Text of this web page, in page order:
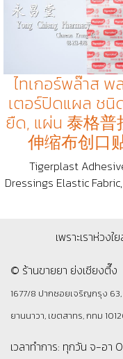
ไทเกอร์พล๊าส พ
เตอร์ปิดแผล ชนิ
ยืด, แผ่น 泰格普
伸缩布创口
Tigerplast
Dressings Elastic
เพราะเราห่ว
© ร้านขายยา ย่งเชียงตึ๊ง
1677/8 ปากซอยเจริญกรุง
ยานนาวา, เขตสาทร, กทม
เวลาทำการ: ทุกวัน จ-อา